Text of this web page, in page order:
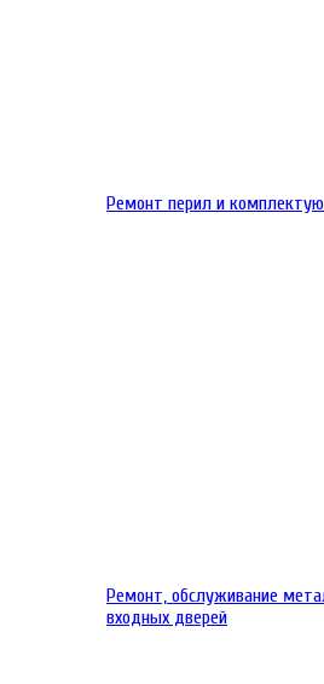
Ремонт перил и
Ремонт, обслуживание
входных дверей